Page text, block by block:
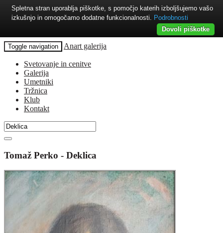
Toggle navigation Anart galerija
Svetovanje in cenitve
Galerija
Umetniki
Tržnica
Klub
Kontakt
Tomaž Perko - Deklica
Spletna stran uporablja piškotke, s pomočjo katerih izboljšujemo vašo
izkušnjo in omogočamo dodatne funkcionalnosti. Podrobnosti
Dovoli piškotke